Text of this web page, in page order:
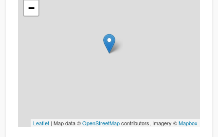
−
Leaflet | Map data ©OpenStreetMapcontributors, Imagery ©Mapbox